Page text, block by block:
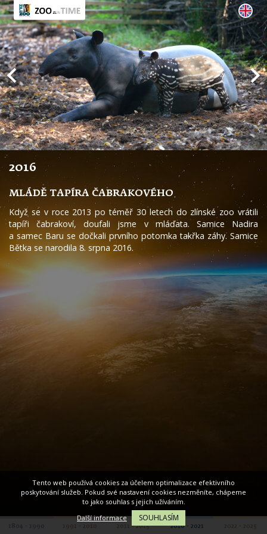
2016
MLÁDĚ TAPÍRA ČABRAKOVÉHO
Když se v roce 2013 po téměř 30 letech do zlínské zoo vrátili
tapíři čabrakoví, doufali jsme v mláďata. Samice Nadira
a samec Baru se dočkali prvního potomka takřka záhy. Samice
Bětka se narodila 8. srpna 2016.
2011 - 2015 2016 - 2021
Tento web používá cookies za účelem optimalizace efektivního
poskytování služeb. Pokud své nastavení cookies nezměníte, chápeme
to jako souhlas s jejich užíváním.
Další informace
SOUHLASÍM